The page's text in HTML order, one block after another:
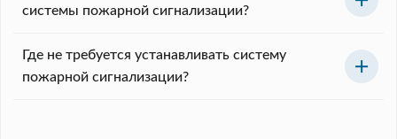
системы пожарной сигнализации?
Где не требуется устанавливать систему
пожарной сигнализации?